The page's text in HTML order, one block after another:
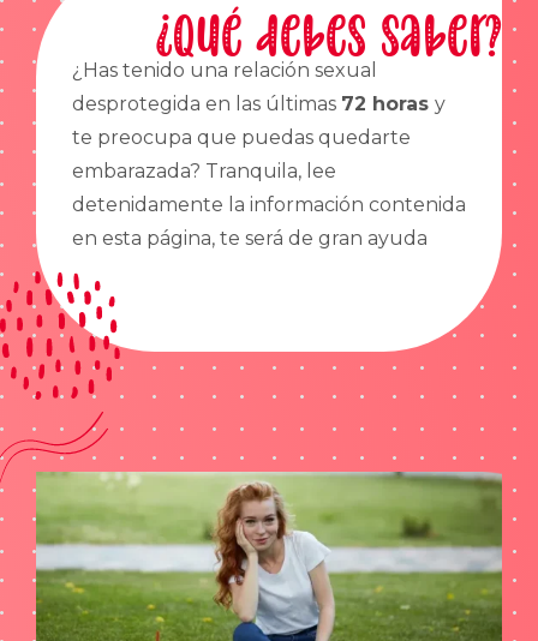
¿Qué debes saber?
¿Has tenido una relación sexual
desprotegida en las últimas 72 horas y
te preocupa que puedas quedarte
embarazada? Tranquila, lee
detenidamente la información contenida
en esta página, te será de gran ayuda